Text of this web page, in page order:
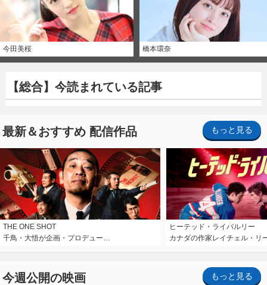
今田美桜 橋本環奈
【総合】今読まれている記事
最新＆おすすめ 配信作品 もっと見る
THE ONE SHOT
千鳥・大悟が企画・プロデュー…
ヒーテッド・ライバルリー
カナダの作家レイチェル・リ
今週公開の映画 もっと見る